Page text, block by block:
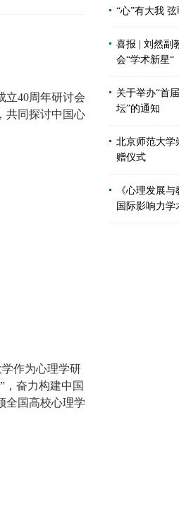
立40周年研讨会
共同探讨中国心
作为心理学研
奋力构建中国
全国高校心理学
“心”有大我 弦
喜报 | 刘然副
会“学术新星“
关于举办“首
坛”的通知
北京师范大学
赠仪式
《心理发展
国际影响力学